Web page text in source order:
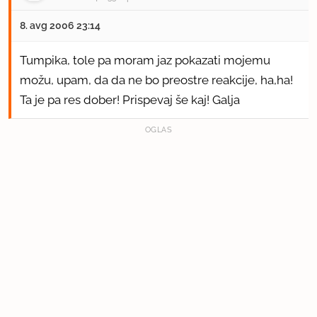
8. avg 2006 23:14
Tumpika, tole pa moram jaz pokazati mojemu
možu, upam, da da ne bo preostre reakcije, ha,ha!
Ta je pa res dober! Prispevaj še kaj! Galja
OGLAS